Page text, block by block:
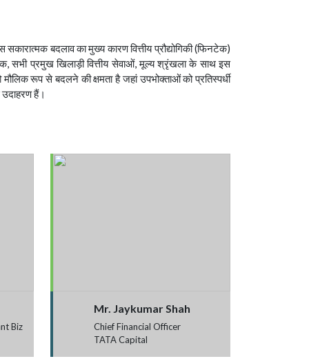
बदलाव का मुख्य कारण वित्तीय प्रौद्योगिकी (फिनटेक)
सभी प्रमुख खिलाड़ी वित्तीय सेवाओं, मूल्य श्रृंखला के साथ इस
रूप से बदलने की क्षमता है जहां उपभोक्ताओं को प्रतिस्पर्धी
हैं।
Biz
Mr. Jaykumar Shah
Chief Financial Officer
TATA Capital